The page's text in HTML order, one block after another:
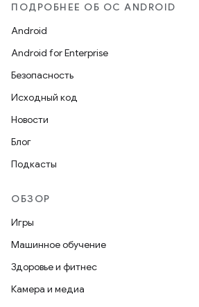
ПОДРОБНЕЕ ОБ ОС ANDROID
Android
Android for Enterprise
Безопасность
Исходный код
Новости
Блог
Подкасты
ОБЗОР
Игры
Машинное обучение
Здоровье и фитнес
Камера и медиа